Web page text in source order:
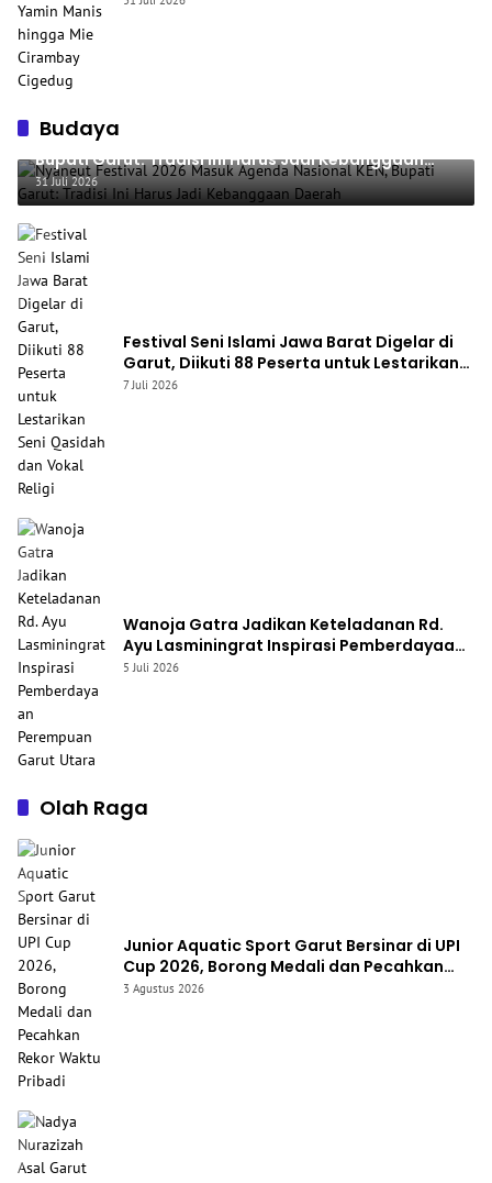
Budaya
Nyaneut Festival 2026 Masuk Agenda Nasional KEN,
Bupati Garut: Tradisi Ini Harus Jadi Kebanggaan
Daerah
31 Juli 2026
Festival Seni Islami Jawa Barat Digelar di
Garut, Diikuti 88 Peserta untuk Lestarikan
Seni Qasidah dan Vokal Religi
7 Juli 2026
Wanoja Gatra Jadikan Keteladanan Rd.
Ayu Lasminingrat Inspirasi Pemberdayaan
Perempuan Garut Utara
5 Juli 2026
Olah Raga
Junior Aquatic Sport Garut Bersinar di UPI
Cup 2026, Borong Medali dan Pecahkan
Rekor Waktu Pribadi
3 Agustus 2026